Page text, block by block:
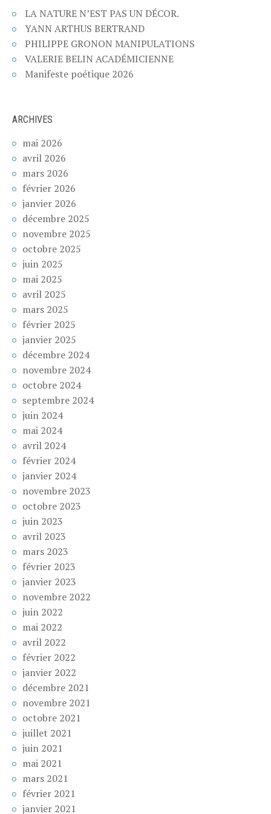
LA NATURE N’EST PAS UN DÉCOR.
YANN ARTHUS BERTRAND
PHILIPPE GRONON MANIPULATIONS
VALERIE BELIN ACADÉMICIENNE
Manifeste poétique 2026
ARCHIVES
mai 2026
avril 2026
mars 2026
février 2026
janvier 2026
décembre 2025
novembre 2025
octobre 2025
juin 2025
mai 2025
avril 2025
mars 2025
février 2025
janvier 2025
décembre 2024
novembre 2024
octobre 2024
septembre 2024
juin 2024
mai 2024
avril 2024
février 2024
janvier 2024
novembre 2023
octobre 2023
juin 2023
avril 2023
mars 2023
février 2023
janvier 2023
novembre 2022
juin 2022
mai 2022
avril 2022
février 2022
janvier 2022
décembre 2021
novembre 2021
octobre 2021
juillet 2021
juin 2021
mai 2021
mars 2021
février 2021
janvier 2021